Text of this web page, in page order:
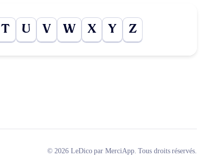
T U V W X Y Z
© 2026 LeDico par MerciApp. Tous droits réservés.